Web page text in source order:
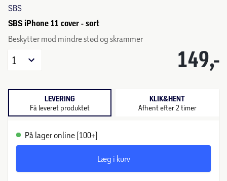
SBS
SBS iPhone 11 cover - sort
Beskytter mod mindre stød og skrammer
149,-
1
LEVERING
Få leveret produktet
KLIK&HENT
Afhent efter 2 timer
På lager online (100+)
Læg i kurv